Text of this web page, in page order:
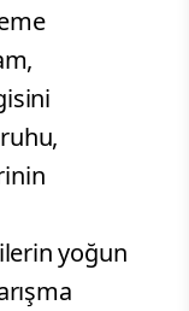
ruhu,
yoğun